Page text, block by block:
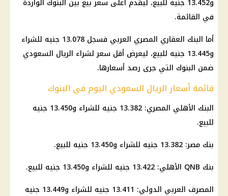
في القائمة.
أما البنك العقاري المصري العربي فسجل 13.078 جنيه للشراء
و13.445 جنيه للبيع، ليعرض أقل سعر لشراء الريال السعودي
ضمن البنوك التي جرى رصد أسعارها.
قائمة أسعار الريال السعودي اليوم في البنوك
البنك الأهلي المصري
: 13.382 جنيه للشراء و13.450 جنيه
للبيع.
بنك مصر: 13.382 جنيه للشراء و13.450 جنيه للبيع.
بنك QNB الأهلي
: 13.422 جنيه للشراء و13.450 جنيه للبيع.
المصرف العربي الدولي: 13.411 جنيه للشراء و13.449 جنيه